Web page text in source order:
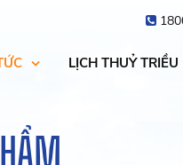
LỊCH THUỶ TRIỀU